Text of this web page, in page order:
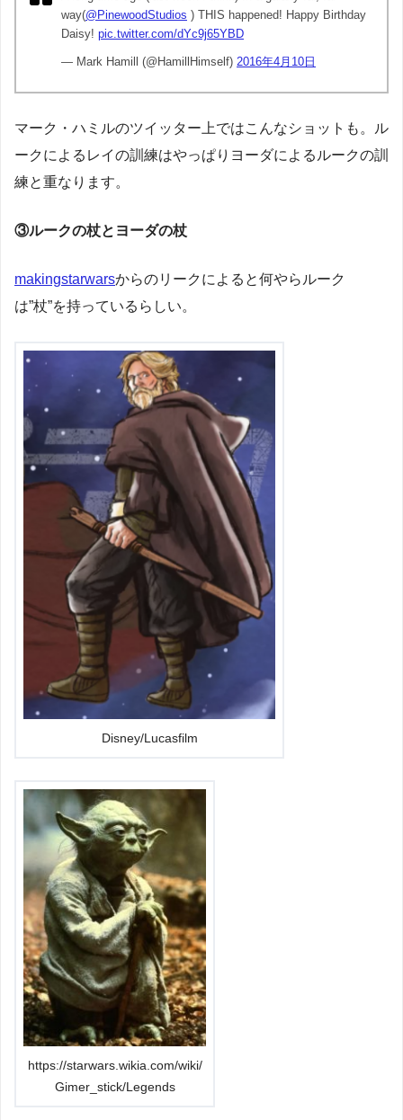
way(@PinewoodStudios ) THIS happened! Happy Birthday
Daisy! pic.twitter.com/dYc9j65YBD
— Mark Hamill (@HamillHimself) 2016年4月10日
マーク・ハミルのツイッター上ではこんなショットも。ル
ークによるレイの訓練はやっぱりヨーダによるルークの訓
練と重なります。
③ルークの杖とヨーダの杖
makingstarwarsからのリークによると何やらルーク
は”杖”を持っているらしい。
Disney/Lucasfilm
https://starwars.wikia.com/wiki/
Gimer_stick/Legends